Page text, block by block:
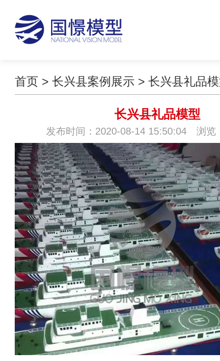
首页 > 长兴县案例展示 > 长兴县礼品
长兴县礼品模型
发布时间：2020-08-14 15:50:04 浏览